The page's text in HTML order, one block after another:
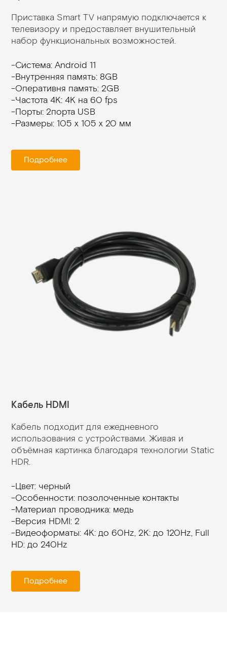
Приставка Smart TV напрямую подключается к
телевизору и предоставляет внушительный
набор функциональных возможностей.
-Система: Android 11
-Внутренняя память: 8GB
-Оперативня память: 2GB
-Частота 4K: 4K на 60 fps
-Порты: 2порта USB
-Размеры: 105 х 105 х 20 мм
Подробнее
Кабель HDMI
Кабель подходит для ежедневного
использования с устройствами. Живая и
объёмная картинка благодаря технологии Static
HDR.
-Цвет: черный
-Особенности: позолоченные контакты
-Материал проводника: медь
-Версия HDMI: 2
-Видеоформаты: 4K: до 60Hz, 2K: до 120Hz, Full
HD: до 240Hz
Подробнее